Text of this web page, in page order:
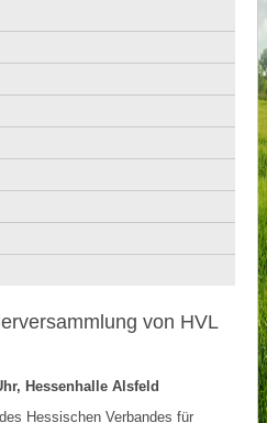
von HVL
Hessenhalle Alsfeld
Hessischen Verbandes für